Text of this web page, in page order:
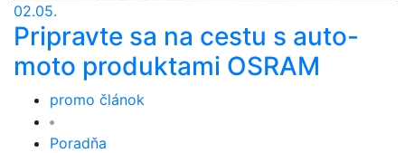
02.05.
Pripravte sa na cestu s auto-
moto produktami OSRAM
promo článok
Poradňa